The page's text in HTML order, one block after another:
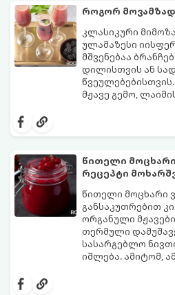
შეწვისას ფორმა
და არ დაიშალოს.
მომზადების დრო:
მუხუდოს
შეწვის დრო: 10–15
ბურთულა (4–6
როგორ
კლასიკური
ულამაზესი
მშვენებაა
დილისთვის ან
მჟავე გემო,
საოცრად
და მის
პორცია
წითელი
რეცეპტი
წითელი მოცხარი
განსაკუთრებით
ორგანული
თერმული
სასარგებლო
იშლება. ამიტომ,
მომზადებაა -
ბუნებრივ,